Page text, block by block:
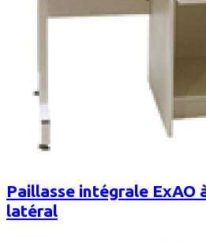
Paillasse intégrale ExAO
latéral